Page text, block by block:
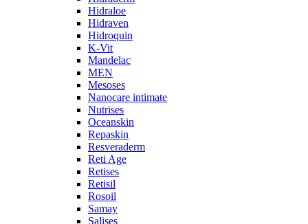
Hidraloe
Hidraven
Hidroquin
K-Vit
Mandelac
MEN
Mesoses
Nanocare intimate
Nutrises
Oceanskin
Repaskin
Resveraderm
Reti Age
Retises
Retisil
Rosoil
Samay
Salises